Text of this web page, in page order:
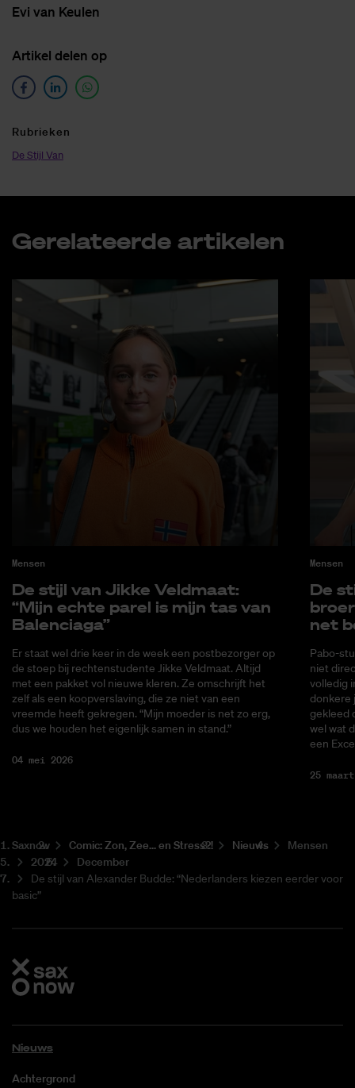
Evi van Keu­len
Ar­ti­kel de­len op
Ru­brie­ken
De Stijl Van
Ge­re­la­teer­de ar­ti­ke­len
Mensen
De stijl van Jik­ke Veld­maat:
“Mijn ech­te pa­rel is mijn tas van
Ba­len­cia­ga”
Er staat wel drie keer in de week een postbezorger op
de stoep bij rechtenstudente Jikke Veldmaat. Altijd
met een pakket vol nieuwe kleren. Ze omschrijft het
zelf als een koopverslaving, die ze niet van een
vreemde heeft gekregen. “Mijn moeder is net zo erg,
dus we houden het eigenlijk samen in stand.”
04 mei 2026
Mensen
De
net
Pabo-
niet
volledig
donkere
gekleed
wel wat
een
25
Saxnow Co­mic: Zon, Zee... en Stress?! Nieuws
Mensen
2024
December
De stijl van Alexander Budde: “Nederlanders kiezen eerder voor
basic”
Nieuws
Achtergrond